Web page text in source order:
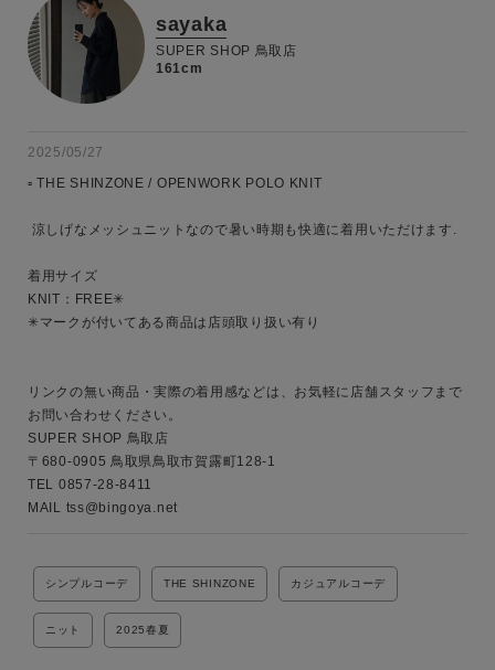
キーワード
MENS LADIES KIDS
sayaka
SUPER SHOP 鳥取店
161cm
2025/05/27
▫️ THE SHINZONE / OPENWORK POLO KNIT
着用サイズ
KNIT：FREE✳︎
✳︎マークが付いてある商品は店頭取り扱い有り
リンクの無い商品・実際の着用感などは、お気軽に店舗スタッフまで
お問い合わせください。
SUPER SHOP 鳥取店
〒680-0905 鳥取県鳥取市賀露町128-1
TEL 0857-28-8411
MAIL tss@bingoya.net
シンプルコーデ THE SHINZONE カジュアルコーデ
ニット 2025春夏